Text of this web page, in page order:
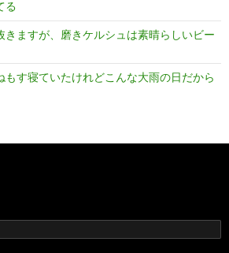
る
きますが、磨きケルシュは素晴らしいビー
もす寝ていたけれどこんな大雨の日だから